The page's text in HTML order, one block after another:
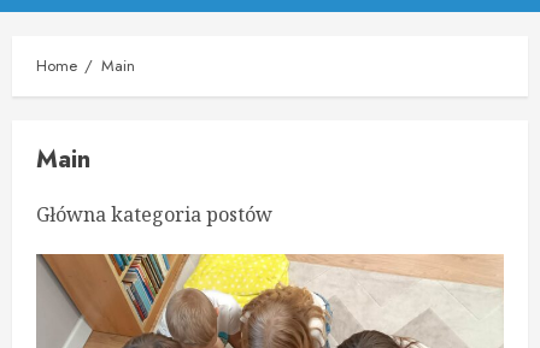
Menu
Home Main
Main
Główna kategoria postów